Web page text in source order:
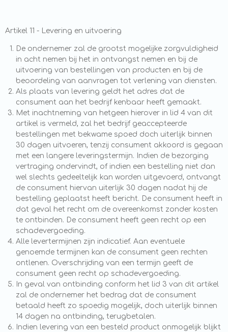
Artikel 11 - Levering en uitvoering
De ondernemer zal de grootst mogelijke zorgvuldigheid
in acht nemen bij het in ontvangst nemen en bij de
uitvoering van bestellingen van producten en bij de
beoordeling van aanvragen tot verlening van diensten.
Als plaats van levering geldt het adres dat de
consument aan het bedrijf kenbaar heeft gemaakt.
Met inachtneming van hetgeen hierover in lid 4 van dit
artikel is vermeld, zal het bedrijf geaccepteerde
bestellingen met bekwame spoed doch uiterlijk binnen
30 dagen uitvoeren, tenzij consument akkoord is gegaan
met een langere leveringstermijn. Indien de bezorging
vertraging ondervindt, of indien een bestelling niet dan
wel slechts gedeeltelijk kan worden uitgevoerd, ontvangt
de consument hiervan uiterlijk 30 dagen nadat hij de
bestelling geplaatst heeft bericht. De consument heeft in
dat geval het recht om de overeenkomst zonder kosten
te ontbinden. De consument heeft geen recht op een
schadevergoeding.
Alle levertermijnen zijn indicatief. Aan eventuele
genoemde termijnen kan de consument geen rechten
ontlenen. Overschrijding van een termijn geeft de
consument geen recht op schadevergoeding.
In geval van ontbinding conform het lid 3 van dit artikel
zal de ondernemer het bedrag dat de consument
betaald heeft zo spoedig mogelijk, doch uiterlijk binnen
14 dagen na ontbinding, terugbetalen.
Indien levering van een besteld product onmogelijk blijkt